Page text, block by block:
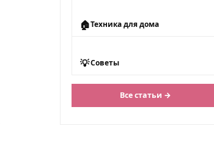
🏠Техника для дома
💡Советы
Все статьи →